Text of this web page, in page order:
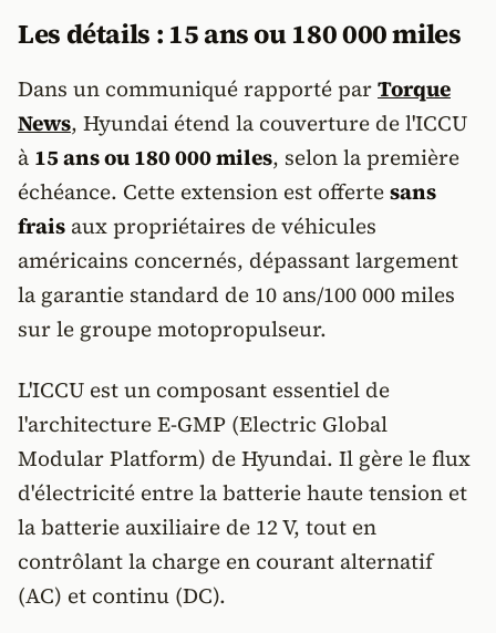
Les détails : 15 ans ou 180 000 miles
Dans un communiqué rapporté parTorque
News, Hyundai étend la couverture de l'ICCU
à 15 ans ou 180 000 miles, selon la première
échéance. Cette extension est offertesans
frais aux propriétaires de véhicules
américains concernés, dépassant largement
la garantie standard de 10 ans/100 000 miles
sur le groupe motopropulseur.
L'ICCU est un composant essentiel de
l'architecture E-GMP (Electric Global
Modular Platform) de Hyundai. Il gère le flux
d'électricité entre la batterie haute tension et
la batterie auxiliaire de 12 V, tout en
contrôlant la charge en courant alternatif
(AC) et continu (DC).